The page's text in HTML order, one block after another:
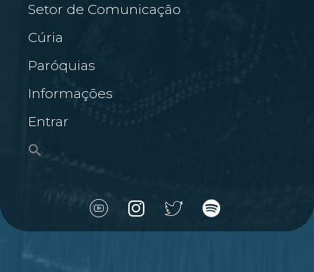
Setor de Comunicação
Cúria
Paróquias
Informações
Entrar